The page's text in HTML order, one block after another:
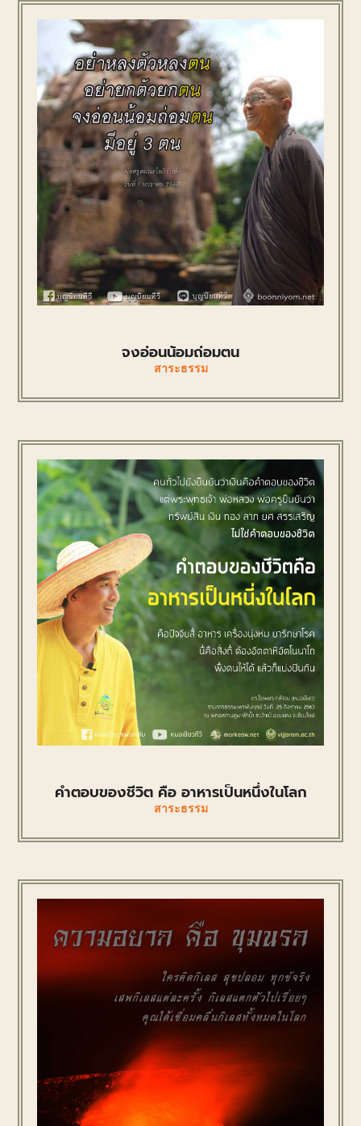
จงอ่อนน้อมถ่อมตน
สาระธรรม
คำตอบของชีวิต คือ อาหารเป็นหนึ่งในโลก
สาระธรรม